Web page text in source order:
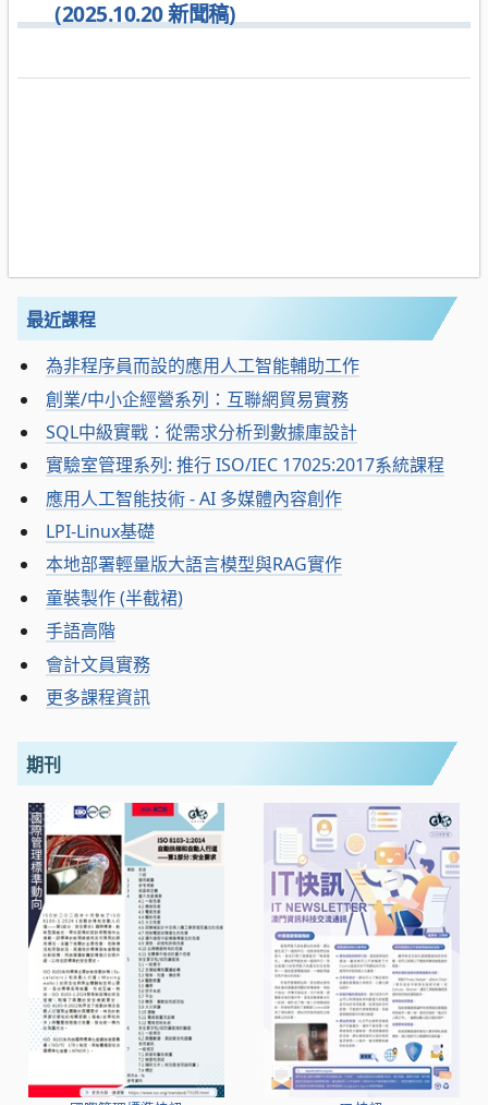
(2025.10.20 新聞稿)
最近課程
為非程序員而設的應用人工智能輔助工作
創業/中小企經營系列：互聯網貿易實務
SQL中級實戰：從需求分析到數據庫設計
實驗室管理系列: 推行 ISO/IEC 17025:2017系統課程
應用人工智能技術 - AI 多媒體內容創作
LPI-Linux基礎
本地部署輕量版大語言模型與RAG實作
童裝製作 (半截裙)
手語高階
會計文員實務
更多課程資訊
期刊